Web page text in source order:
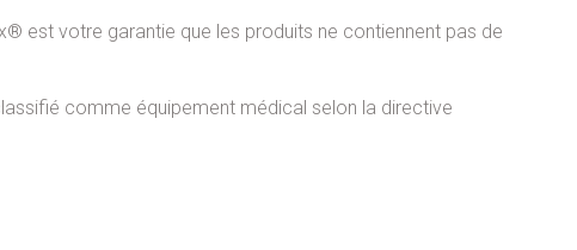
est votre garantie que les produits ne contiennent pas de
comme équipement médical selon la directive